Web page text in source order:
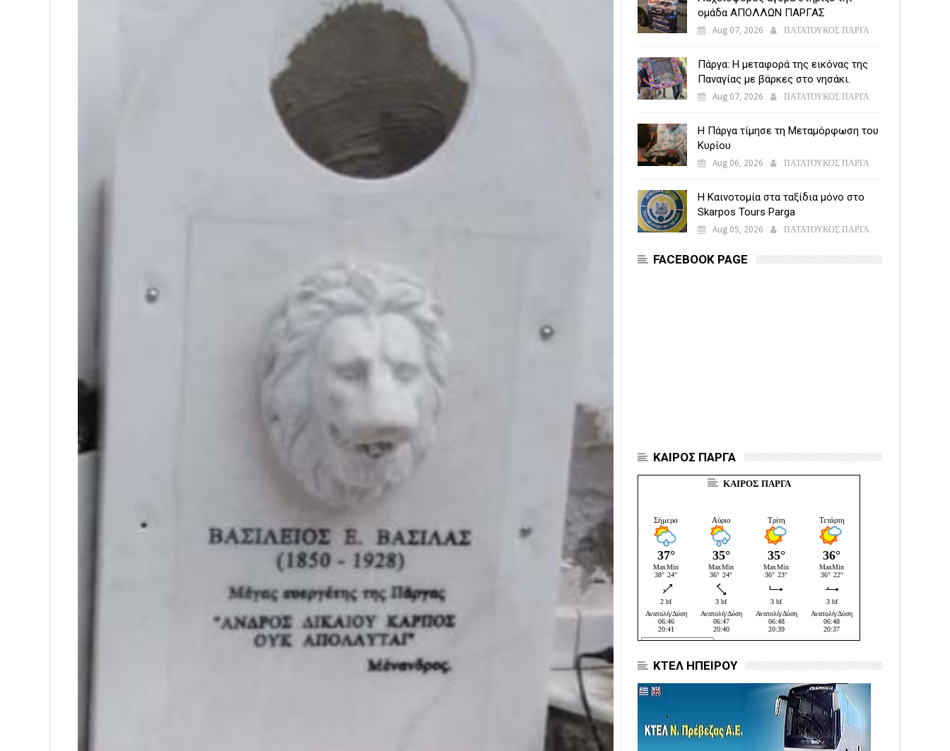
ομάδα ΑΠΟΛΛΩΝ ΠΑΡΓΑΣ
Aug 07, 2026 ΠΑΤΑΤΟΥΚΟΣ ΠΑΡΓΑ
Πάργα: Η μεταφορά της εικόνας της
Παναγίας με βάρκες στο νησάκι.
Aug 07, 2026 ΠΑΤΑΤΟΥΚΟΣ ΠΑΡΓΑ
Η Πάργα τίμησε τη Μεταμόρφωση του
Κυρίου
Aug 06, 2026 ΠΑΤΑΤΟΥΚΟΣ ΠΑΡΓΑ
Η Καινοτομία στα ταξίδια μόνο στο
Skarpos Tours Parga
Aug 05, 2026 ΠΑΤΑΤΟΥΚΟΣ ΠΑΡΓΑ
FACEBOOK PAGE
ΚΑΙΡΟΣ ΠΑΡΓΑ
ΚΑΙΡΟΣ ΠΑΡΓΑ
ΚΤΕΛ ΗΠΕΙΡΟΥ